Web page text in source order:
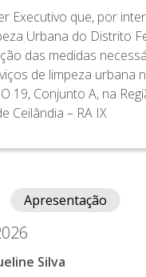
Executivo que, por
Urbana do Distrito
das medidas
de limpeza urbana
19, Conjunto A, na
Ceilândia – RA IX
Apresentação
Silva